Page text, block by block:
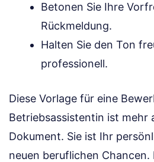
Betonen Sie Ihre
Rückmeldung.
Halten Sie den Ton
professionell.
Diese Vorlage für eine
Betriebsassistentin ist mehr
Dokument. Sie ist Ihr
neuen beruflichen Chancen.